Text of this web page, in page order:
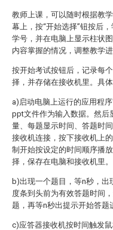
教师上课，可以随时根据教
幕上，按“开始选择”钮按后
学号，并在电脑上显示柱状
内容掌握的情况，调整教学进
按开始考试按钮后，记录每
择，并存储在接收机里。具体
a)启动电脑上运行的应用程
ppt文件作为输入数据。然后
量、每题显示时间、答题时
接收机连接，按下接收机上
制开始按设定的时间顺序播
择，保存在电脑和接收机里。
b)出现一个题目，等n秒，
度条到头前为有效答题时间
题，再等n秒出提示开始答题
c)应答器接收机按时间触发